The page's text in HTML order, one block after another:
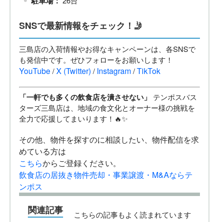
SNSで最新情報をチェック！🤳
三島店の入荷情報やお得なキャンペーンは、各SNSで
も発信中です。ぜひフォローをお願いします！
YouTube/X (Twitter) / Instagram/TikTok
「一軒でも多くの飲食店を潰させない」
テンポスバス
ターズ三島店は、地域の食文化とオーナー様の挑戦を
全力で応援してまいります！🔥✨
その他、物件を探すのに相談したい、物件配信を求
めている方は
こちらからご登録ください。
飲食店の居抜き物件売却・事業譲渡・M&Aならテ
ンポス
関連記事 こちらの記事もよく読まれています